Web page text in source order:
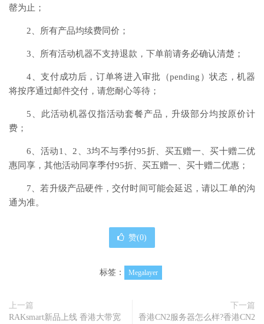
罄为止；
2、所有产品均续费同价；
3、所有活动机器不支持退款，下单前请务必确认清楚；
4、支付成功后，订单将进入审批（pending）状态，机器
将按序通过邮件交付，请您耐心等待；
5、此活动机器仅指活动套餐产品，升级部分均按原价计
费；
6、活动1、2、3均不与季付95折、买五赠一、买十赠二优
惠同享，其他活动同享季付95折、买五赠一、买十赠二优惠；
7、若升级产品硬件，交付时间可能会延迟，请以工单的沟
通为准。
赞(0)
标签： Megalayer
上一篇
RAKsmart新品上线 香港大带宽
下一篇
香港CN2服务器怎么样?香港CN2